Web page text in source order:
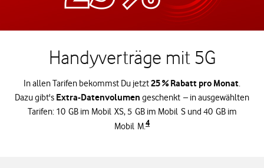
Handyverträge mit 5G
In allen Tarifen bekommst Du jetzt25 % Rabatt pro Monat.
Dazu gibt's Extra-Datenvolumen geschenkt – in ausgewählten
Tarifen: 10 GB im Mobil XS, 5 GB im Mobil S und 40 GB im
Mobil M.4